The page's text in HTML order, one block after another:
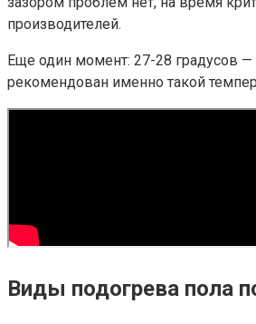
производителей.
Еще один момент: 27-28 градусов —
рекомендован именно такой
Виды подогрева пола